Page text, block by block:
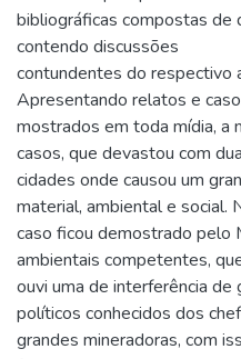
bibliográficas compostas de
contendo discussões
contundentes do respectivo
Apresentando relatos e
mostrados em toda mídia, a
casos, que devastou com
cidades onde causou um
material, ambiental e social.
caso ficou demostrado pelo
ambientais competentes,
ouvi uma de interferência de
políticos conhecidos dos
grandes mineradoras, com